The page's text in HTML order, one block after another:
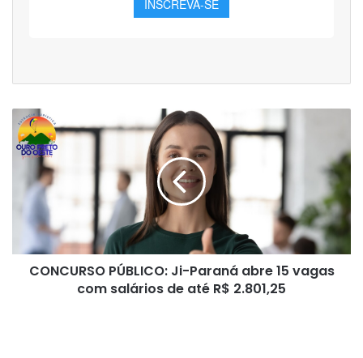
CONCURSO
PÚBLICO:
Ji-
Paraná
abre
salários
CONCURSO PÚBLICO: Ji-Paraná abre 15 vagas
com salários de até R$ 2.801,25